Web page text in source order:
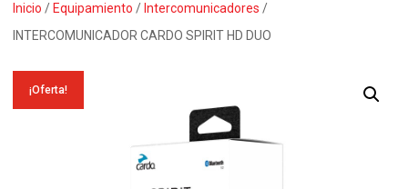
Inicio / Equipamiento / Intercomunicadores /
INTERCOMUNICADOR CARDO SPIRIT HD DUO
¡Oferta!